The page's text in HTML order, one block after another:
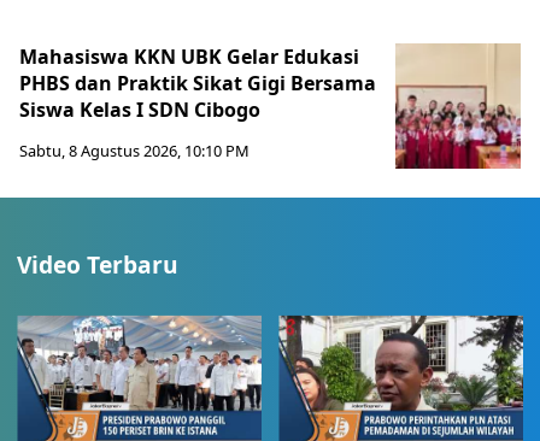
Mahasiswa KKN UBK Gelar Edukasi
PHBS dan Praktik Sikat Gigi Bersama
Siswa Kelas I SDN Cibogo
Sabtu, 8 Agustus 2026, 10:10 PM
Video Terbaru